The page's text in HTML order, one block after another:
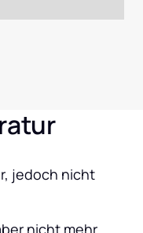
jedoch nicht
nicht mehr